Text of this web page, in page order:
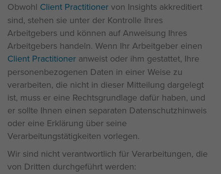
Obwohl Client Practitionervon Insights akkreditiert
sind, stehen sie unter der Kontrolle Ihres
Arbeitgebers und können auf Anweisung Ihres
Arbeitgebers handeln. Wenn Ihr Arbeitgeber einen
Client Practitioner anweist oder ihm gestattet, Ihre
personenbezogenen Daten in einer Weise zu
verarbeiten, die nicht in dieser Mitteilung dargelegt
ist, muss er eine Rechtsgrundlage dafür haben, und
er sollte Ihnen einen separaten Datenschutzhinweis
oder eine Erklärung über seine
Verarbeitungstätigkeiten vorlegen.
Wir sind nicht verantwortlich für Verarbeitungen, die
von Dritten durchgeführt werden: